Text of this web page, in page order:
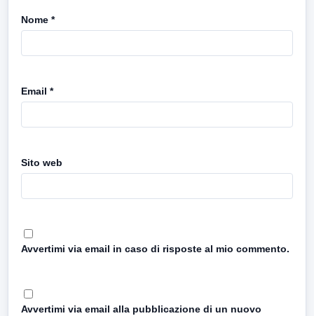
Nome *
Email *
Sito web
Avvertimi via email in caso di risposte al mio commento.
Avvertimi via email alla pubblicazione di un nuovo